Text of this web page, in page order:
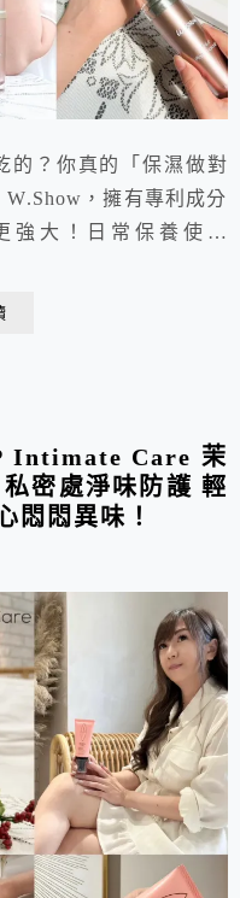
的？你真的「保濕做對
，擁有專利成分
強大！日常保養使用
Intimate Care 茉
密處淨味防護 輕
悶悶異味！